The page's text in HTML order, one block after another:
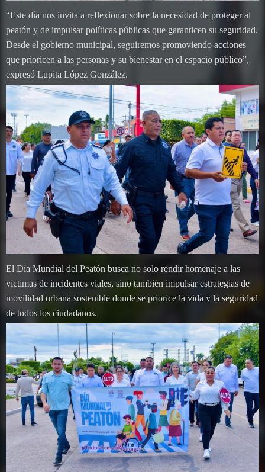
“Este día nos invita a reflexionar sobre la necesidad de proteger al
peatón y de impulsar políticas públicas que garanticen su seguridad.
Desde el gobierno municipal, seguiremos promoviendo acciones
que prioricen a las personas y su bienestar en el espacio público”,
expresó Lupita López González.
El Día Mundial del Peatón busca no solo rendir homenaje a las
víctimas de incidentes viales, sino también impulsar estrategias de
movilidad urbana sostenible donde se priorice la vida y la seguridad
de todos los ciudadanos.